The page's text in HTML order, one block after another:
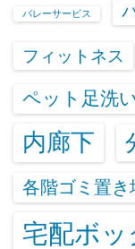
バレーサービス
フィットネス
ペット足洗
内廊下
各階ゴミ置き
宅配ボッ